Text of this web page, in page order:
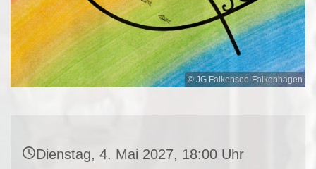
© JG Falkensee-Falkenhagen
Dienstag, 4. Mai 2027, 18:00 Uhr